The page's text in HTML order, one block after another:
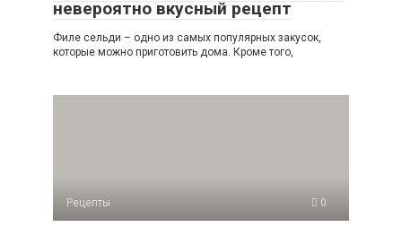
невероятно вкусный рецепт
Филе сельди – одно из самых популярных закусок,
которые можно приготовить дома. Кроме того,
Рецепты 0